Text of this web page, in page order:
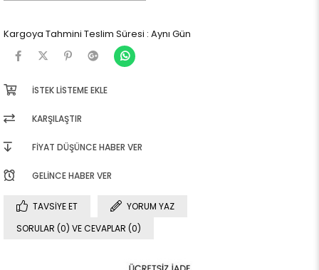
Kargoya Tahmini Teslim Süresi : Aynı Gün
İSTEK LISTEME EKLE
KARŞILAŞTIR
FIYAT DÜŞÜNCE HABER VER
GELINCE HABER VER
TAVSIYE ET
YORUM YAZ
SORULAR (0) VE CEVAPLAR (0)